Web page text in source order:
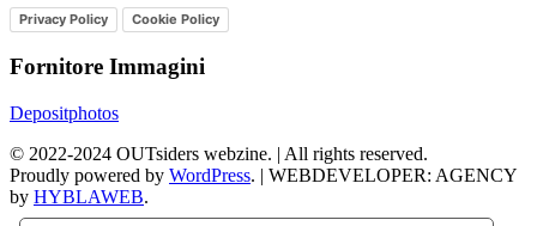
Privacy Policy Cookie Policy
Fornitore Immagini
Depositphotos
© 2022-2024 OUTsiders webzine. | All rights reserved.
Proudly powered by WordPress. | WEBDEVELOPER: AGENCY
by HYBLAWEB.